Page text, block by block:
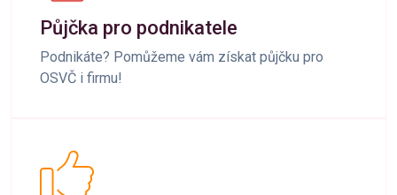
Půjčka pro podnikatele
Podnikáte? Pomůžeme vám získat půjčku pro
OSVČ i firmu!